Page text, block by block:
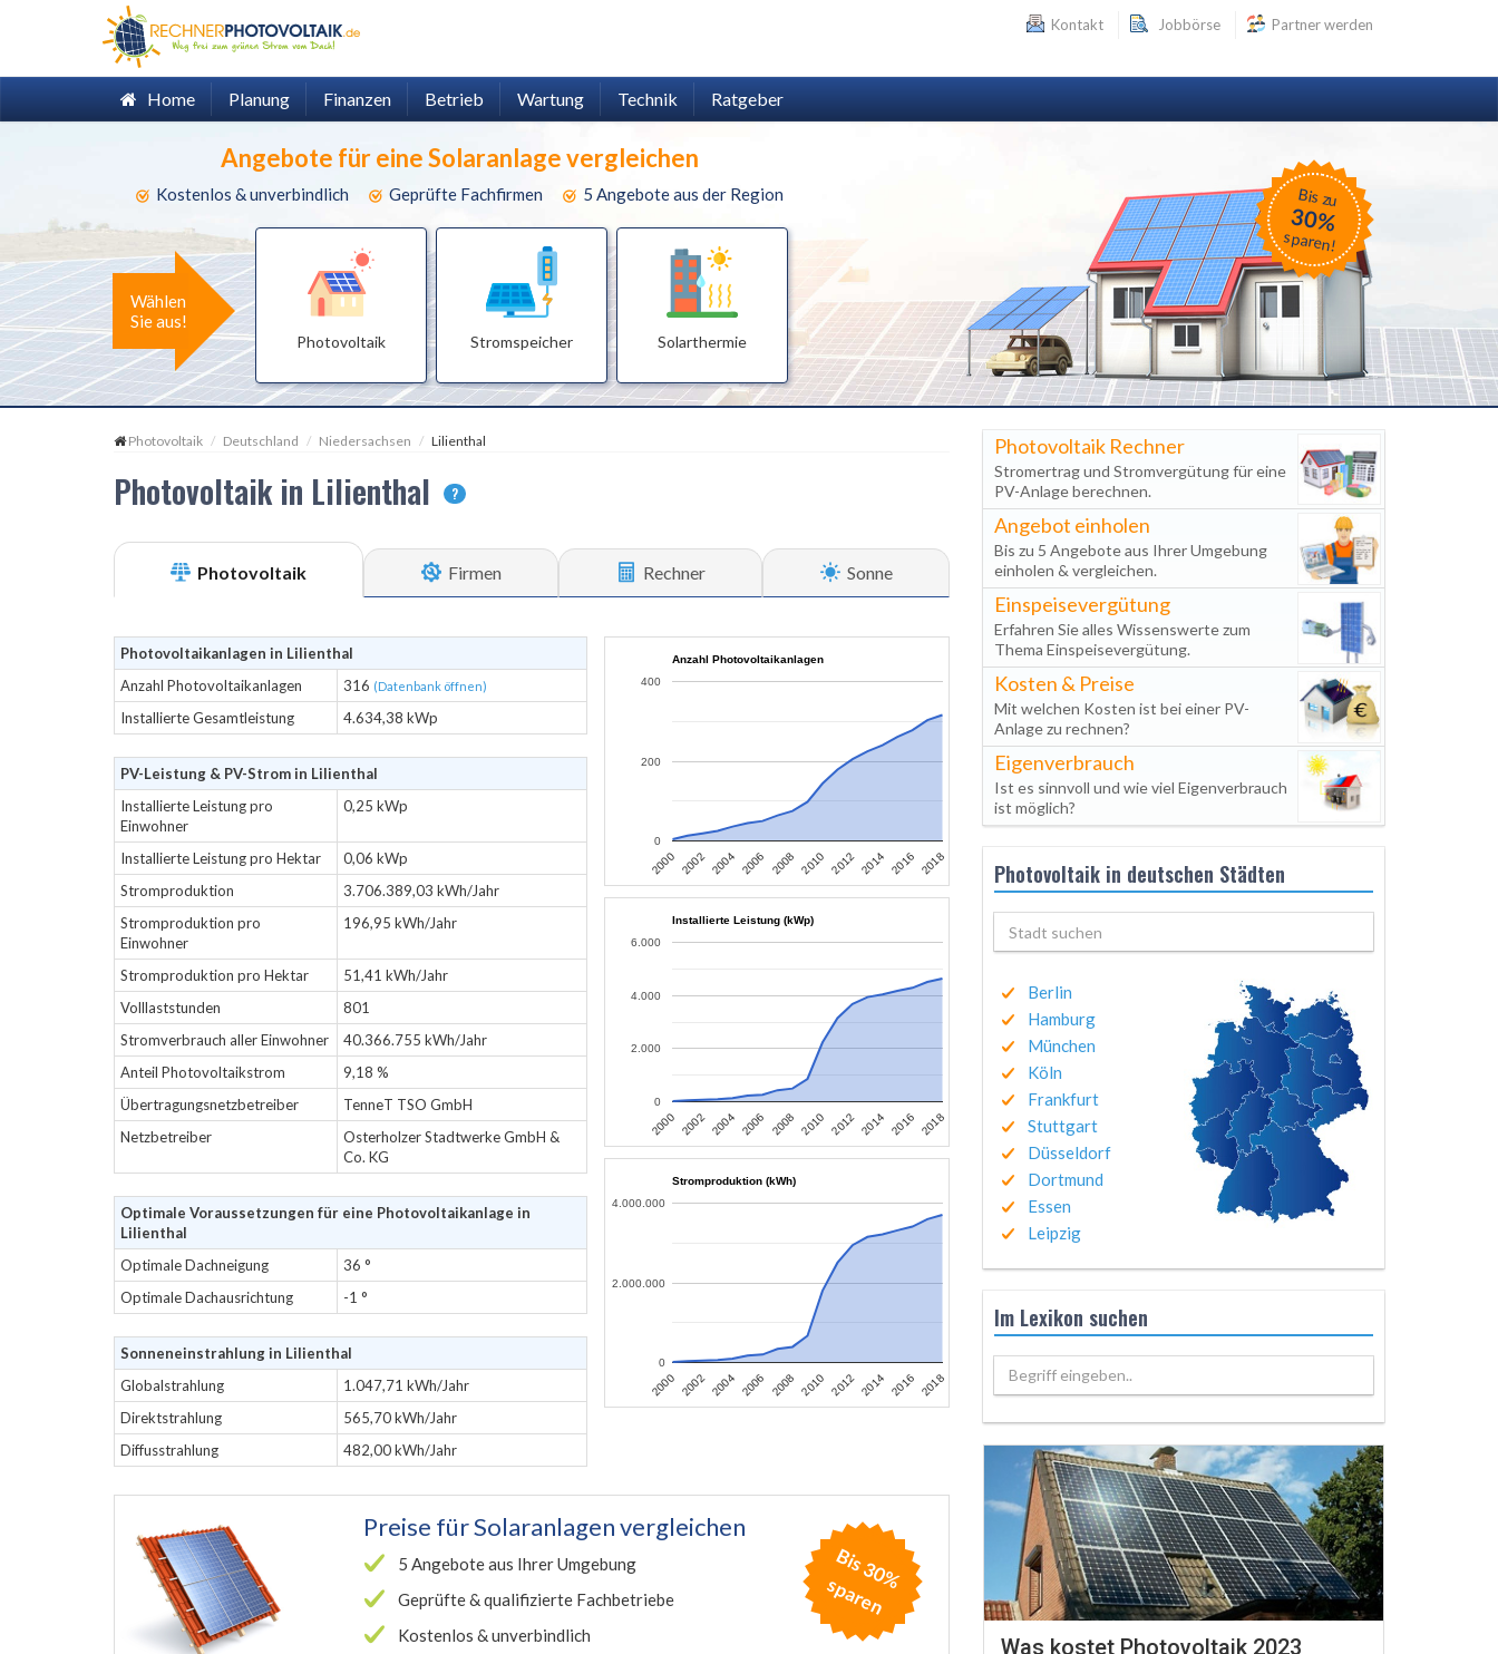
Kontakt Jobbörse Partner werden
Home Planung Finanzen Betrieb Wartung Technik Ratgeber
Angebote für eine Solaranlage vergleichen
Kostenlos & unverbindlich Geprüfte Fachfirmen 5 Angebote aus der Region
Wählen
Sie aus!
Photovoltaik Stromspeicher Solarthermie
Bis zu
30%
sparen!
Photovoltaik Deutschland Niedersachsen Lilienthal
Photovoltaik in Lilienthal ?
Photovoltaik Firmen Rechner Sonne
Photovoltaikanlagen in Lilienthal
Anzahl Photovoltaikanlagen
316 (Datenbank öffnen)
Installierte Gesamtleistung 4.634,38 kWp
PV-Leistung & PV-Strom in Lilienthal
Installierte Leistung pro
Einwohner
0,25 kWp
Installierte Leistung pro Hektar
0,06 kWp
Stromproduktion
3.706.389,03 kWh/Jahr
Stromproduktion pro
Einwohner
196,95 kWh/Jahr
Stromproduktion pro Hektar
51,41 kWh/Jahr
Volllaststunden
801
Stromverbrauch aller Einwohner
40.366.755 kWh/Jahr
Anteil Photovoltaikstrom
9,18 %
Übertragungsnetzbetreiber
TenneT TSO GmbH
Netzbetreiber
Osterholzer Stadtwerke GmbH &
Co. KG
Optimale Voraussetzungen für eine Photovoltaikanlage in
Lilienthal
Optimale Dachneigung
36 °
Optimale Dachausrichtung
-1 °
Sonneneinstrahlung in Lilienthal
Globalstrahlung
1.047,71 kWh/Jahr
Direktstrahlung
565,70 kWh/Jahr
Diffusstrahlung
482,00 kWh/Jahr
Anzahl Photovoltaikanlagen
2000 2002 2004 2006 2008 2010 2012 2014 2016 2018
0
200
400
Installierte Leistung (kWp)
2000 2002 2004 2006 2008 2010 2012 2014 2016 2018
0
2.000
4.000
6.000
Stromproduktion (kWh)
2000 2002 2004 2006 2008 2010 2012 2014 2016 2018
0
2.000.000
4.000.000
Preise fürSolaranlagen vergleichen
5 Angebote aus Ihrer Umgebung
Geprüfte & qualifizierte Fachbetriebe
Kostenlos & unverbindlich
B
is
3
0
%
s
p
a
r
e
n
Photovoltaik Rechner
Stromertrag und Stromvergütung für eine
PV-Anlage berechnen.
Angebot einholen
Bis zu 5 Angebote aus Ihrer Umgebung
einholen & vergleichen.
Einspeisevergütung
Erfahren Sie alles Wissenswerte zum
Thema Einspeisevergütung.
Kosten & Preise
Mit welchen Kosten ist bei einer PV-
Anlage zu rechnen?
Eigenverbrauch
Ist es sinnvoll und wie viel Eigenverbrauch
ist möglich?
Photovoltaik in deutschen Städten
Berlin
Hamburg
München
Köln
Frankfurt
Stuttgart
Düsseldorf
Dortmund
Essen
Leipzig
Im Lexikon suchen
Begriff eingeben..